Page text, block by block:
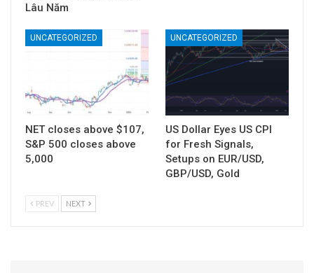
Lâu Năm
UNCATEGORIZED
NET closes above $107,
S&P 500 closes above
5,000
UNCATEGORIZED
US Dollar Eyes US CPI
for Fresh Signals,
Setups on EUR/USD,
GBP/USD, Gold
PREV NEXT